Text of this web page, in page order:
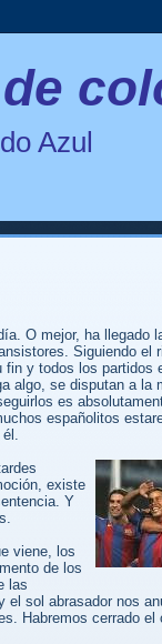
Azul
O mejor, ha llegado
Siguiendo el
fin y todos los partidos
algo, se disputan a la
es
españolitos
él.
existe
Y
viene, los
de los
las
el sol abrasador nos
Habremos cerrado el